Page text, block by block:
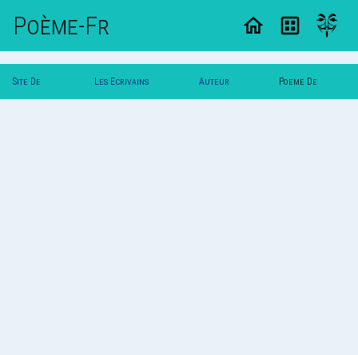
Poème-Fr
Site De Les Ecrivains Auteur Poeme De